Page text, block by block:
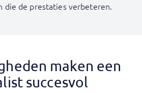
die de prestaties verbeteren.
maken een
succesvol